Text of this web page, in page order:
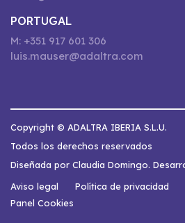
PORTUGAL
M: +351 917 601 306
luis.mauser@adaltra.com
Copyright © ADALTRA IBERIA S.L.U.
Todos los derechos reservados
Diseñada por Claudia Domingo.
Aviso legal
Política de privacidad
Panel Cookies